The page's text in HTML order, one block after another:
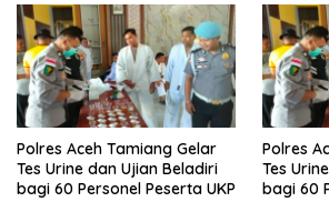
Polres Aceh Tamiang Gelar
Tes Urine dan Ujian Beladiri
bagi 60 Personel Peserta UKP
Polres
Tes
bagi 60